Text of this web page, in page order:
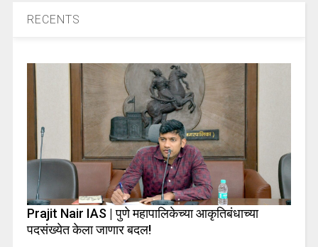
RECENTS
Prajit Nair IAS | पुणे महापालिकेच्या आकृतिबंधाच्या
पदसंख्येत केला जाणार बदल!